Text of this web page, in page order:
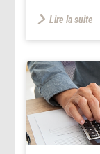
Lire la suite